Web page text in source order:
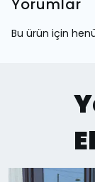
Yorumlar
Bu ürün için